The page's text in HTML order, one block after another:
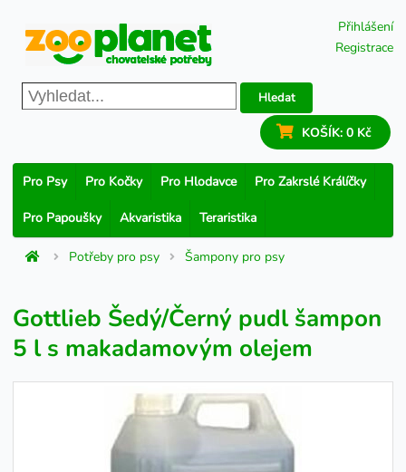
Přihlášení
Registrace
Hledat
KOŠÍK: 0 Kč
Pro Psy Pro Kočky Pro Hlodavce Pro Zakrslé Králíčky
Pro Papoušky Akvaristika Teraristika
Potřeby pro psy Šampony pro psy
Gottlieb Šedý/Černý pudl šampon
5 l s makadamovým olejem